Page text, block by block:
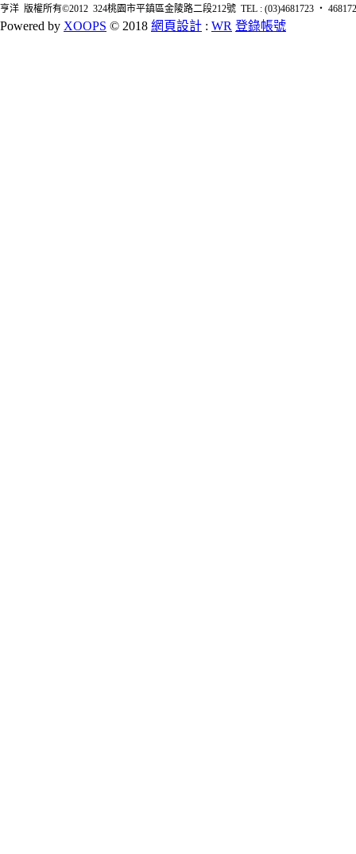
亨洋 版權所有©2012 324桃園市平鎮區金陵路二段212號 TEL : (03)4681723 ‧
Powered by XOOPS © 2018 網頁設計 : WR 登錄帳號